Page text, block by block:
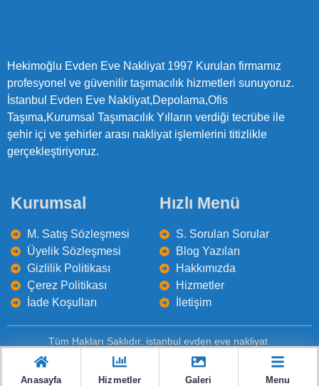
Hekimoğlu Evden Eve Nakliyat 1997 Kurulan firmamız
profesyonel ve güvenilir taşımacılık hizmetleri sunuyoruz.
İstanbul Evden Eve Nakliyat,Depolama,Ofis
Taşıma,Kurumsal Taşımacılık Yılların verdiği tecrübe ile
şehir içi ve şehirler arası nakliyat işlemlerini titizlikle
gerçekleştiriyoruz.
Kurumsal
M. Satış Sözleşmesi
Üyelik Sözleşmesi
Gizlilik Politikası
Çerez Politikası
İade Koşulları
Hızlı Menü
S. Sorulan Sorular
Blog Yazıları
Hakkımızda
Hizmetler
İletişim
Tüm Hakları Saklıdır. istanbul evden eve nakliyat
Sıkça Sorulan Sorular Hakkımızda
İletişim
Anasayfa
Hizmetler Galeri Menu